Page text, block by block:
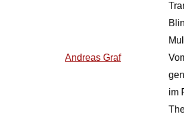
Andreas Graf
im